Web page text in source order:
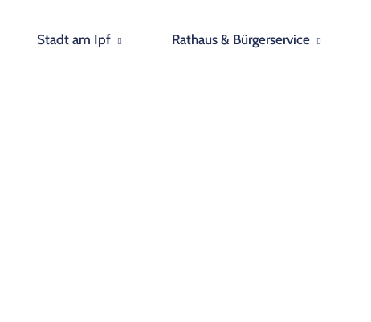
Stadt am Ipf Rathaus & Bürgerservice